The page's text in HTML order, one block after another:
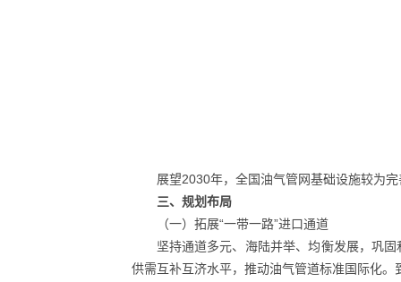
展望2030年，全国油气管网基础设施较为
三、规划布局
（一）拓展“一带一路”进口通道
坚持通道多元、海陆并举、均衡发展，巩
供需互补互济水平，推动油气管道标准国际化。